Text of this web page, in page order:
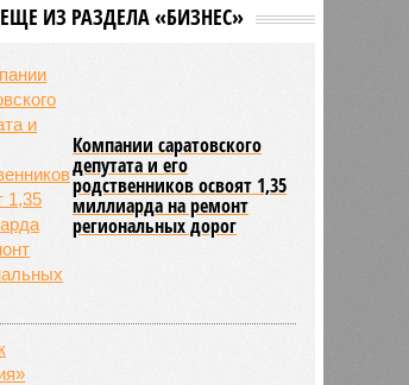
Вячеслав Калинин в День ВДВ
командиров Воздушно-десантных
войск
Количество несчастных случаев
на саратовских железных дорогах
уменьшилось
Коммунальщики Саратова
подготовили к отопительному
сезону 80% котельных
ЕЩЕ ИЗ РАЗДЕЛА «БИЗНЕС»
Компании саратовского
депутата и его
родственников освоят 1,35
миллиарда на ремонт
региональных дорог